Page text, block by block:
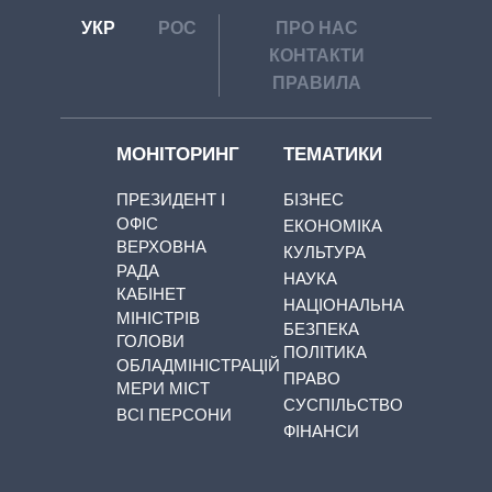
УКР РОС
ПРО НАС
КОНТАКТИ
ПРАВИЛА
МОНІТОРИНГ
ПРЕЗИДЕНТ І
ОФІС
ВЕРХОВНА
РАДА
КАБІНЕТ
МІНІСТРІВ
ГОЛОВИ
ОБЛАДМІНІСТРАЦІЙ
МЕРИ МІСТ
ВСІ ПЕРСОНИ
ТЕМАТИКИ
БІЗНЕС
ЕКОНОМІКА
КУЛЬТУРА
НАУКА
НАЦІОНАЛЬНА
БЕЗПЕКА
ПОЛІТИКА
ПРАВО
СУСПІЛЬСТВО
ФІНАНСИ